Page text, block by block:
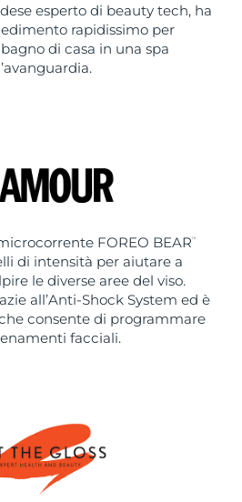
esperto di beauty tech, ha
rapidissimo per
di casa in una spa
FOREO BEAR ™
di intensità per aiutare a
le diverse aree del viso.
all’Anti-Shock System ed è
consente di programmare
facciali.